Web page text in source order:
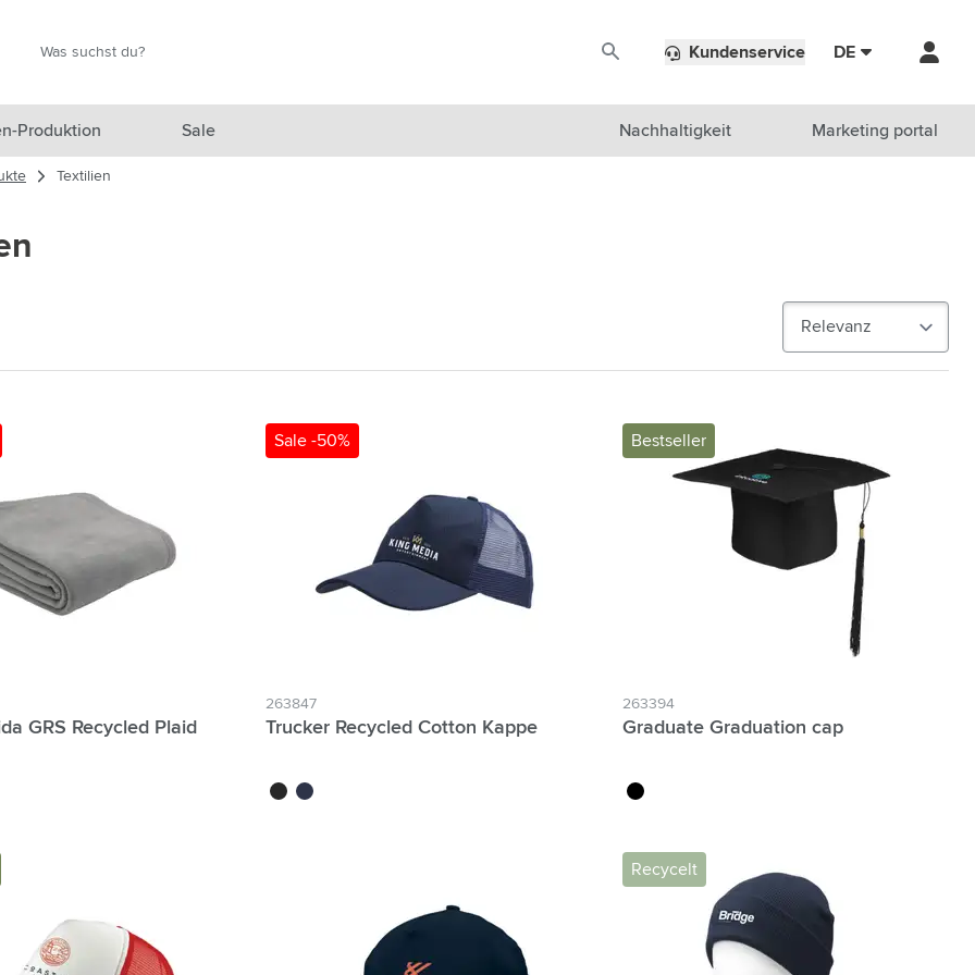
anzeigen
& Wohnen anzeigen
anzeigen
& Gadgets anzeigen
anzeigen
anzeigen
& Unterwegs anzeigen
Kundenservice DE
Produktion Sale Nachhaltigkeit Marketing portal
Textilien
GRS Recycled Plaid
Sale -50%
263847
Trucker Recycled Cotton Kappe
noir bleu marine
Bestseller
263394
Graduate Graduation cap
noir
Recycelt